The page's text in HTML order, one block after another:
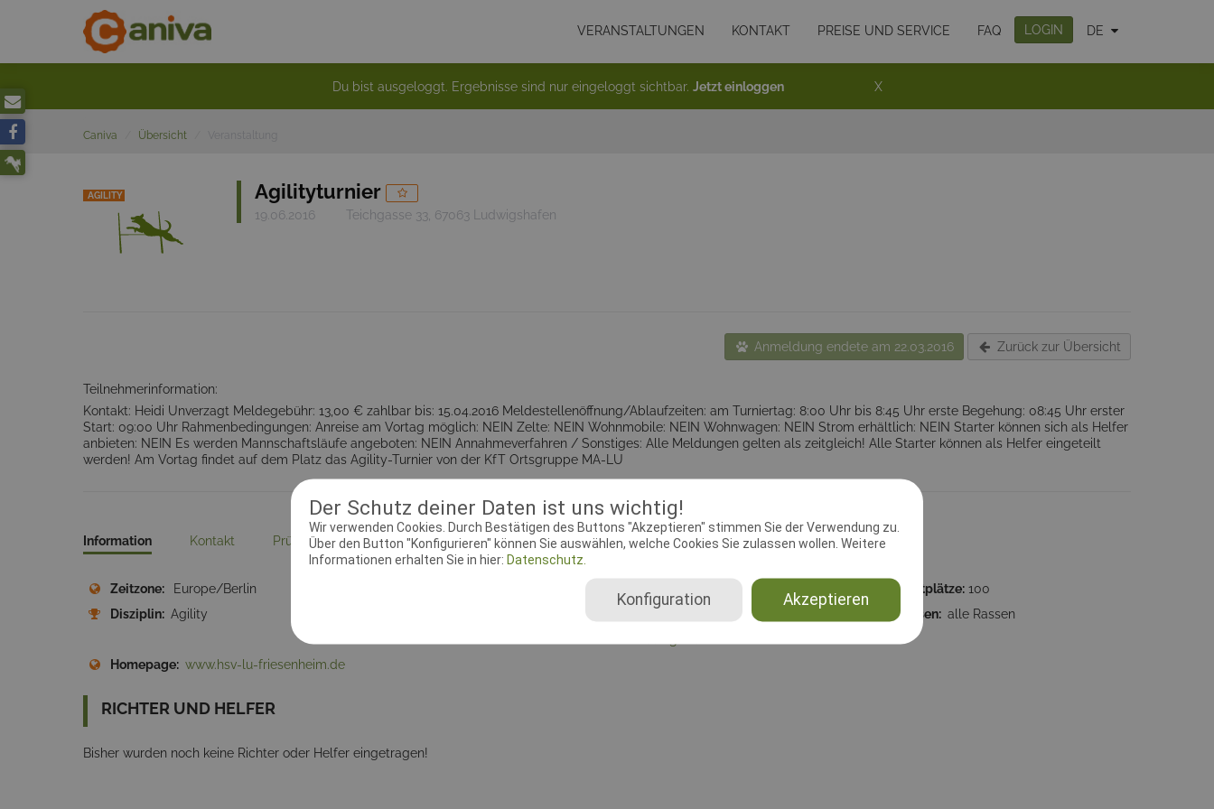
Der Schutz deiner Daten ist uns wichtig!
Wir verwenden Cookies. Durch Bestätigen des Buttons "Akzeptieren" stimmen Sie der Verwendung zu.
Über den Button "Konfigurieren" können Sie auswählen, welche Cookies Sie zulassen wollen. Weitere
Informationen erhalten Sie in hier: Datenschutz.
Akzeptieren
Konfiguration
VERANSTALTUNGEN KONTAKT PREISE UND SERVICE FAQ LOGIN DE
Du bist ausgeloggt. Ergebnisse sind nur eingeloggt sichtbar. Jetzt einloggen X
Caniva Übersicht
AGILITY Agilityturnier
19.06.2016 Teichgasse 33, 67063 Ludwigshafen
Anmeldung endete am 22.03.2016 Zurück zur Übersicht
Teilnehmerinformation:
Kontakt: Heidi Unverzagt Meldegebühr: 13,00 € zahlbar bis: 15.04.2016 Meldestellenöffnung/Ablaufzeiten: am Turniertag: 8:00 Uhr bis 8:45 Uhr erste Begehung: 08:45 Uhr erster
Start: 09:00 Uhr Rahmenbedingungen: Anreise am Vortag möglich: NEIN Zelte: NEIN Wohnmobile: NEIN Wohnwagen: NEIN Strom erhältlich: NEIN Starter können sich als Helfer
anbieten: NEIN Es werden Mannschaftsläufe angeboten: NEIN Annahmeverfahren / Sonstiges: Alle Meldungen gelten als zeitgleich! Alle Starter können als Helfer eingeteilt
werden! Am Vortag findet auf dem Platz das Agility-Turnier von der KfT Ortsgruppe MA-LU
Information Kontakt Prüfungsleiter Dokumente
Zeitzone: Europe/Berlin 22.03.2016 00:00:00 Startplätze: 100
Disziplin: Agility
Teichgasse 33, 67063
Rassen: alle Rassen
Homepage: www.hsv-lu-friesenheim.de
RICHTER UND HELFER
Bisher wurden noch keine Richter oder Helfer eingetragen!